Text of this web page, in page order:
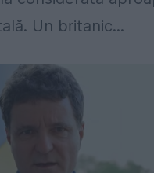
Un britanic...